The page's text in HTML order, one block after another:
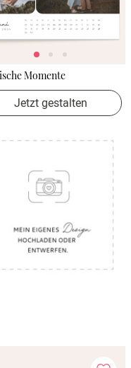
Momente
Jetzt gestalten